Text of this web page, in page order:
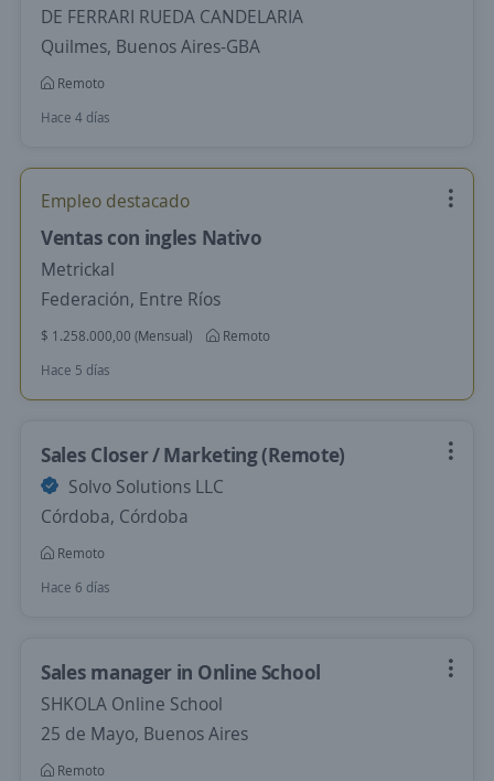
DE FERRARI RUEDA CANDELARIA
Quilmes, Buenos Aires-GBA
Remoto
Hace 4 días
Empleo destacado
Ventas con ingles Nativo
Metrickal
Federación, Entre Ríos
$ 1.258.000,00 (Mensual)
Remoto
Hace 5 días
Sales Closer / Marketing (Remote)
Solvo Solutions LLC
Córdoba, Córdoba
Remoto
Hace 6 días
Sales manager in Online School
SHKOLA Online School
25 de Mayo, Buenos Aires
Remoto